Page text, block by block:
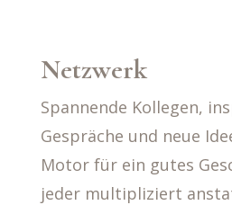
Netzwerk
Spannende Kollegen,
Gespräche und neue
Motor für ein gutes
jeder multipliziert